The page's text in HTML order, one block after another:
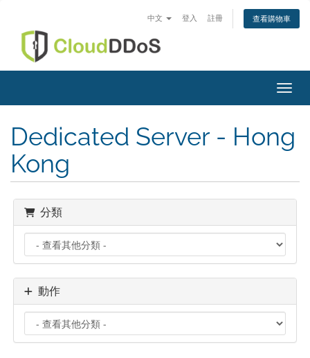
中文 登入 註冊 查看購物車
切換
Dedicated Server - Hong
Kong
分類
動作